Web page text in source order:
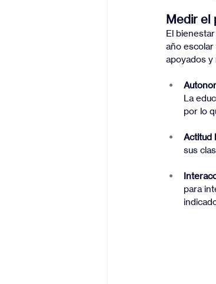
Medir el
El
año escolar
apoyados y
La
por lo
Actitud
sus
para